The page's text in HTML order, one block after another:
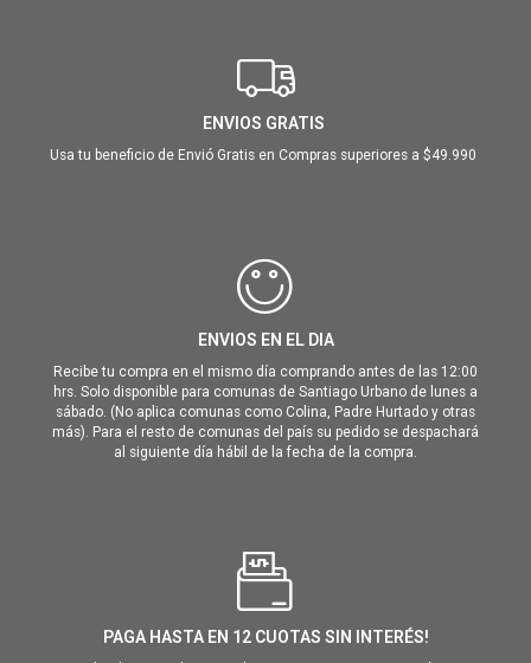
ENVIOS GRATIS
Usa tu beneficio de Envió Gratis en Compras superiores a $49.990
ENVIOS EN EL DIA
Recibe tu compra en el mismo día comprando antes de las 12:00
hrs. Solo disponible para comunas de Santiago Urbano de lunes a
sábado. (No aplica comunas como Colina, Padre Hurtado y otras
más). Para el resto de comunas del país su pedido se despachará
al siguiente día hábil de la fecha de la compra.
PAGA HASTA EN 12 CUOTAS SIN INTERÉS!